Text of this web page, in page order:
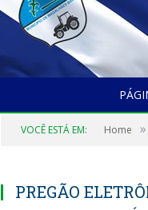
VOCÊ ESTÁ EM: Home »
PREGÃO